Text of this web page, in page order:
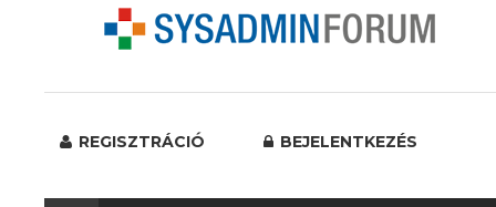
REGISZTRÁCIÓ BEJELENTKEZÉS